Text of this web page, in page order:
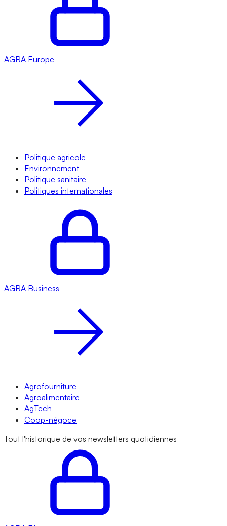
AGRA Europe
Politique agricole
Environnement
Politique sanitaire
Politiques internationales
AGRA Business
Agrofourniture
Agroalimentaire
AgTech
Coop-négoce
Tout l'historique de vos newsletters quotidiennes